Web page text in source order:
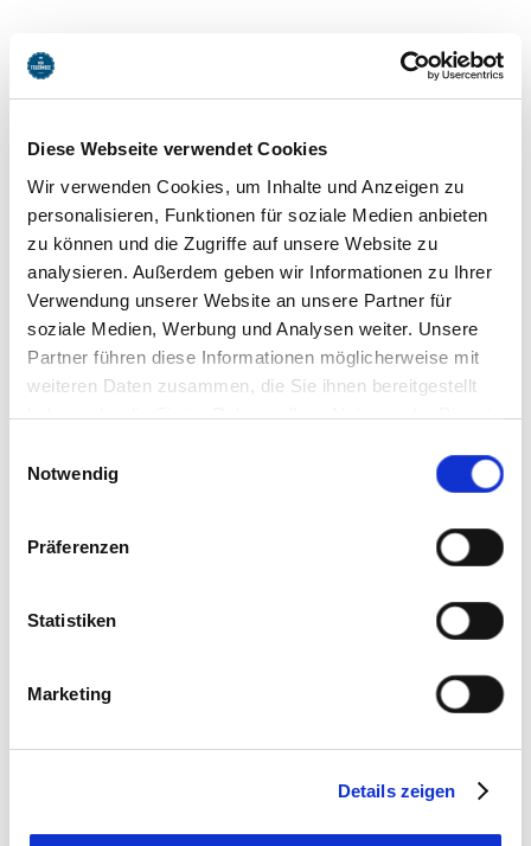
Diese Webseite verwendet Cookies
Wir verwenden Cookies, um Inhalte und Anzeigen zu
personalisieren, Funktionen für soziale Medien anbieten
zu können und die Zugriffe auf unsere Website zu
analysieren. Außerdem geben wir Informationen zu Ihrer
Verwendung unserer Website an unsere Partner für
soziale Medien, Werbung und Analysen weiter. Unsere
Partner führen diese Informationen möglicherweise mit
weiteren Daten zusammen, die Sie ihnen bereitgestellt
haben oder die Sie im Rahmen Ihrer Nutzung der Dienste
Cookies, wenn Sie unsere Webseite weiterhin nutzen.
Notwendig
Präferenzen
Statistiken
Marketing
Details zeigen
Seestraße